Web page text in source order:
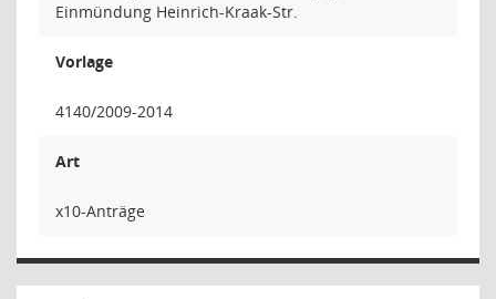
Einmündung Heinrich-Kraak-Str.
Vorlage
4140/2009-2014
Art
x10-Anträge